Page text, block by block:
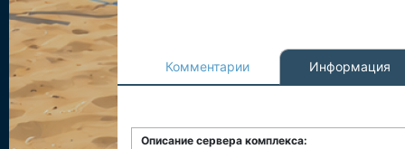
Комментарии Информация
Описание сервера комплекса: